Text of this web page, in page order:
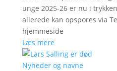
unge 2025-26 er nu i
allerede kan opspores via
hjemmeside
Læs mere
Nyheder og navne